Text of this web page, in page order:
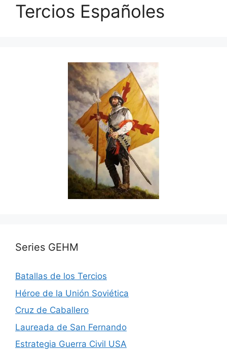
Tercios Españoles
Series GEHM
Batallas de los Tercios
Héroe de la Unión Soviética
Cruz de Caballero
Laureada de San Fernando
Estrategia Guerra Civil USA